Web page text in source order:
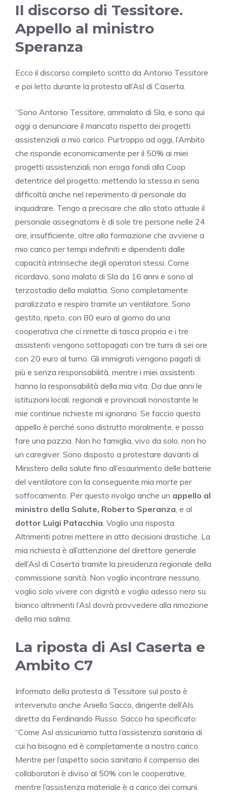
Il discorso di Tessitore.
Appello al ministro
Speranza
Ecco il discorso completo scritto da Antonio Tessitore
e poi letto durante la protesta all’Asl di Caserta.
“Sono Antonio Tessitore, ammalato di Sla, e sono qui
oggi a denunciare il mancato rispetto dei progetti
assistenziali a mio carico. Purtroppo ad oggi, l’Ambito
che risponde economicamente per il 50% ai miei
progetti assistenziali, non eroga fondi alla Coop
detentrice del progetto, mettendo la stessa in seria
difficoltà anche nel reperimento di personale da
inquadrare. Tengo a precisare che allo stato attuale il
personale assegnatomi è di sole tre persone nelle 24
ore, insufficiente, oltre alla formazione che avviene a
mio carico per tempi indefiniti e dipendenti dalle
capacità intrinseche degli operatori stessi. Come
ricordavo, sono malato di Sla da 16 anni e sono al
terzostadio della malattia. Sono completamente
paralizzato e respiro tramite un ventilatore. Sono
gestito, ripeto, con 80 euro al giorno da una
cooperativa che ci rimette di tasca propria e i tre
assistenti vengono sottopagati con tre turni di sei ore
con 20 euro al turno. Gli immigrati vengono pagati di
più e senza responsabilità, mentre i miei assistenti
hanno la responsabilità della mia vita. Da due anni le
istituzioni locali, regionali e provinciali nonostante le
mie continue richieste mi ignorano. Se faccio questo
appello è perché sono distrutto moralmente, e posso
fare una pazzia. Non ho famiglia, vivo da solo, non ho
un caregiver. Sono disposto a protestare davanti al
Ministero della salute fino all’esaurimento delle batterie
del ventilatore con la conseguente mia morte per
soffocamento. Per questo rivolgo anche un appello al
ministro della Salute, Roberto Speranza, e al
dottor Luigi Patacchia. Voglio una risposta.
Altrimenti potrei mettere in atto decisioni drastiche. La
mia richiesta è all’attenzione del direttore generale
dell’Asl di Caserta tramite la presidenza regionale della
commissione sanità. Non voglio incontrare nessuno,
voglio solo vivere con dignità e voglio adesso nero su
bianco altrimenti l’Asl dovrà provvedere alla rimozione
della mia salma.
La riposta di Asl Caserta e
Ambito C7
Informato della protesta di Tessitore sul posto è
intervenuto anche Aniello Sacco, dirigente dell’Als
diretta da Ferdinando Russo. Sacco ha specificato:
“Come Asl assicuriamo tutta l’assistenza sanitaria di
cui ha bisogno ed è completamente a nostro carico.
Mentre per l’aspetto socio sanitario il compenso dei
collaboratori è diviso al 50% con le cooperative,
mentre l’assistenza materiale è a carico dei comuni.